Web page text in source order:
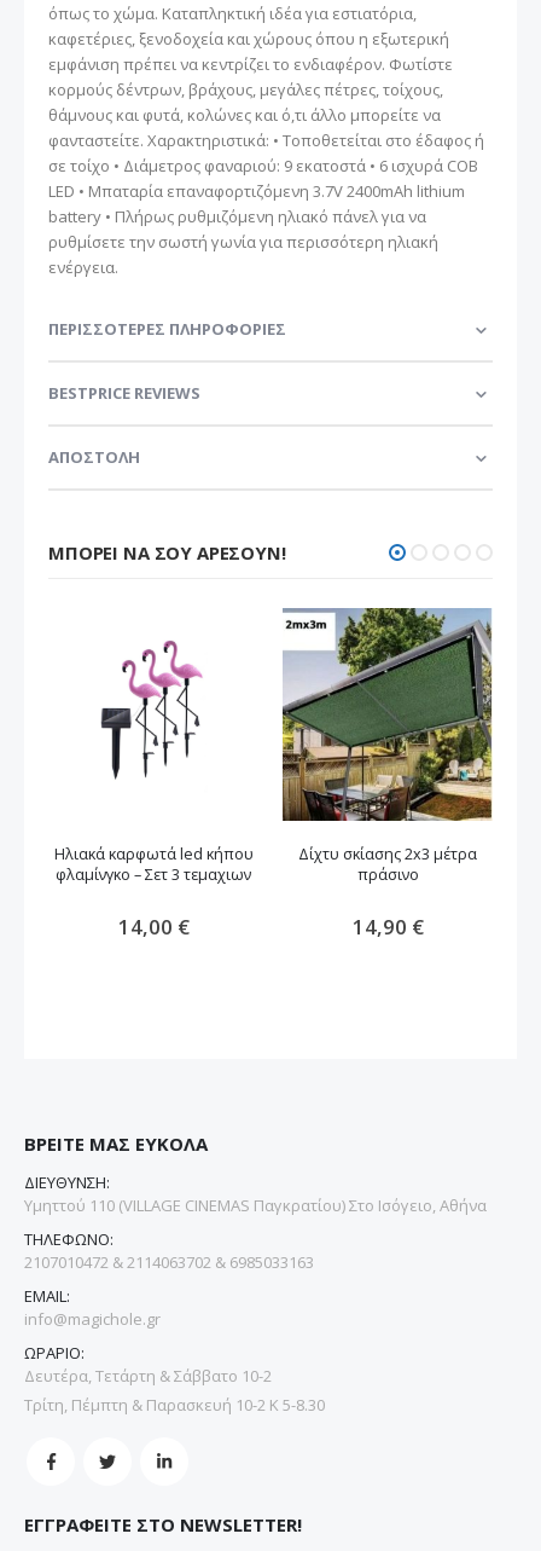
όπως το χώμα. Καταπληκτική ιδέα για εστιατόρια,
καφετέριες, ξενοδοχεία και χώρους όπου η εξωτερική
εμφάνιση πρέπει να κεντρίζει το ενδιαφέρον. Φωτίστε
κορμούς δέντρων, βράχους, μεγάλες πέτρες, τοίχους,
θάμνους και φυτά, κολώνες και ό,τι άλλο μπορείτε να
φανταστείτε. Χαρακτηριστικά: • Τοποθετείται στο έδαφος ή
σε τοίχο • Διάμετρος φαναριού: 9 εκατοστά • 6 ισχυρά COB
LED • Μπαταρία επαναφορτιζόμενη 3.7V 2400mAh lithium
battery • Πλήρως ρυθμιζόμενη ηλιακό πάνελ για να
ρυθμίσετε την σωστή γωνία για περισσότερη ηλιακή
ενέργεια.
ΠΕΡΙΣΣΌΤΕΡΕΣ ΠΛΗΡΟΦΟΡΊΕΣ
BESTPRICE REVIEWS
ΑΠΟΣΤΟΛΗ
ΜΠΟΡΕΊ ΝΑ ΣΟΥ ΑΡΈΣΟΥΝ!
Ηλιακά καρφωτά led κήπου
φλαμίνγκο – Σετ 3 τεμαχιων
14,00 €
Δίχτυ σκίασης 2x3 μέτρα
πράσινο
14,90 €
ΒΡΕΙΤΕ ΜΑΣ ΕΥΚΟΛΑ
ΔΙΕΥΘΥΝΣΗ:
Υμηττού 110 (VILLAGE CINEMAS Παγκρατίου) Στο Ισόγειο, Αθήνα
ΤΗΛΕΦΩΝΟ:
2107010472 & 2114063702 & 6985033163
EMAIL:
info@magichole.gr
ΩΡΑΡΙΟ:
Δευτέρα, Τετάρτη & Σάββατο 10-2
Τρίτη, Πέμπτη & Παρασκευή 10-2 Κ 5-8.30
ΕΓΓΡΑΦΕΙΤΕ ΣΤΟ NEWSLETTER!